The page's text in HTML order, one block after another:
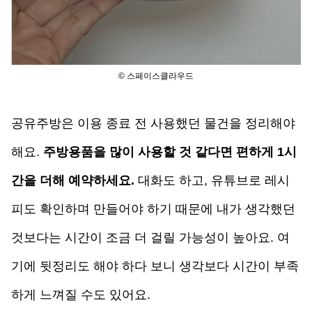
© 스페이스클라우드
공유주방은 이용 종료 전 사용했던 물건을 정리해야
해요. 주방용품을 많이 사용할 것 같다면 편하게 1시
간을 더해 예약하세요. 대화도 하고, 유튜브로 레시
피도 확인하며 만들어야 하기 때문에 내가 생각했던
것보다는 시간이 조금 더 걸릴 가능성이 높아요. 여
기에 뒷정리도 해야 하다 보니 생각보다 시간이 부족
하게 느껴질 수도 있어요.